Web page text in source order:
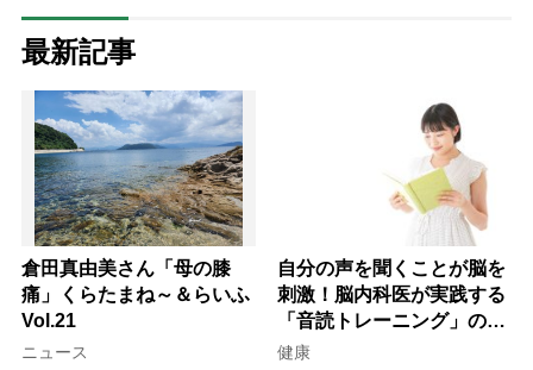
最新記事
倉田真由美さん「母の膝
痛」くらたまね～＆らいふ
Vol.21
ニュース
自分の声を聞くことが脳を
刺激！脳内科医が実践する
「音読トレーニング」の極
意
健康